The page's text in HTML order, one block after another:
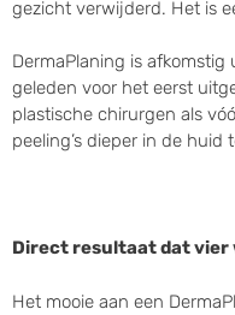
gezicht verwijderd. Het is
DermaPlaning is
geleden voor het eerst
plastische chirurgen als
peeling’s dieper in de
Direct resultaat dat vier
Het mooie aan een